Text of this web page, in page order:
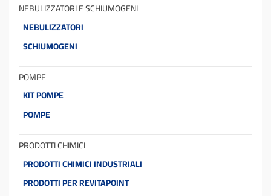
NEBULIZZATORI E SCHIUMOGENI
NEBULIZZATORI
SCHIUMOGENI
POMPE
KIT POMPE
POMPE
PRODOTTI CHIMICI
PRODOTTI CHIMICI INDUSTRIALI
PRODOTTI PER REVITAPOINT